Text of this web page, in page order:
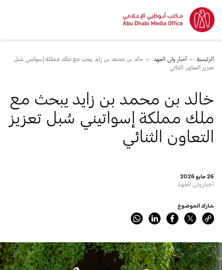
الرئيسية أخبار ولي العهد
خالد بن محمد بن زايد يبحث مع ملك مملكة إسواتيني سُبل
تعزيز التعاون الثنائي
26 مايو 2026
أخبار ولي العهد
خالد بن محمد بن زايد يبحث مع
ملك مملكة إسواتيني سُبل تعزيز
التعاون الثنائي
شارك الموضوع